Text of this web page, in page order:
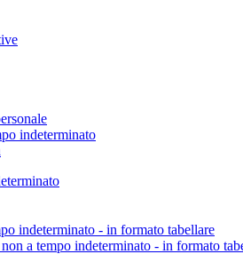
indeterminato
indeterminato - in formato tabellare
a tempo indeterminato - in formato